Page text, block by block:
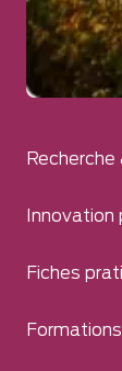
Innovation
Fiches